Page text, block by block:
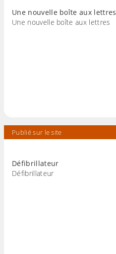
Une nouvelle boîte aux lettres
Une nouvelle boîte aux lettres
Publié sur le site
Défibrillateur
Défibrillateur